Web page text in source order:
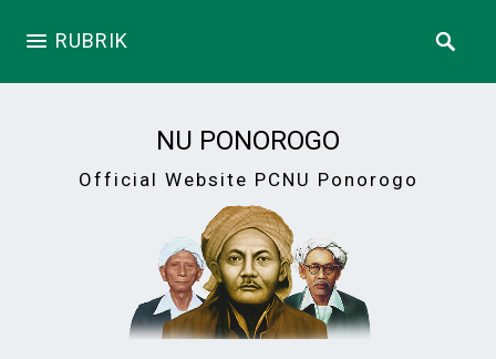
RUBRIK
NU PONOROGO
Official Website PCNU Ponorogo